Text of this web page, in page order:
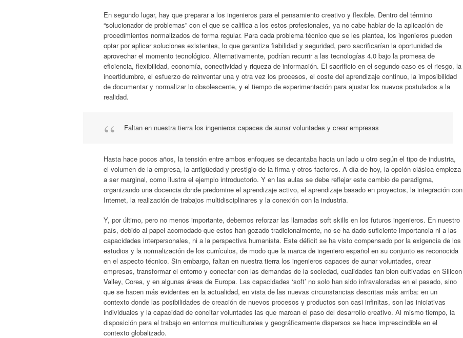
En segundo lugar, hay que preparar a los ingenieros para el pensamiento creativo y flexible. Dentro del término
“solucionador de problemas” con el que se califica a los estos profesionales, ya no cabe hablar de la aplicación de
procedimientos normalizados de forma regular. Para cada problema técnico que se les plantea, los ingenieros pueden
optar por aplicar soluciones existentes, lo que garantiza fiabilidad y seguridad, pero sacrificarían la oportunidad de
aprovechar el momento tecnológico. Alternativamente, podrían recurrir a las tecnologías 4.0 bajo la promesa de
eficiencia, flexibilidad, economía, conectividad y riqueza de información. El sacrificio en el segundo caso es el riesgo, la
incertidumbre, el esfuerzo de reinventar una y otra vez los procesos, el coste del aprendizaje continuo, la imposibilidad
de documentar y normalizar lo obsolescente, y el tiempo de experimentación para ajustar los nuevos postulados a la
realidad.
Faltan en nuestra tierra los ingenieros capaces de aunar voluntades y crear empresas
Hasta hace pocos años, la tensión entre ambos enfoques se decantaba hacia un lado u otro según el tipo de industria,
el volumen de la empresa, la antigüedad y prestigio de la firma y otros factores. A día de hoy, la opción clásica empieza
a ser marginal, como ilustra el ejemplo introductorio. Y en las aulas se debe reflejar este cambio de paradigma,
organizando una docencia donde predomine el aprendizaje activo, el aprendizaje basado en proyectos, la integración con
Internet, la realización de trabajos multidisciplinares y la conexión con la industria.
Y, por último, pero no menos importante, debemos reforzar las llamadas soft skills en los futuros ingenieros. En nuestro
país, debido al papel acomodado que estos han gozado tradicionalmente, no se ha dado suficiente importancia ni a las
capacidades interpersonales, ni a la perspectiva humanista. Este déficit se ha visto compensado por la exigencia de los
estudios y la normalización de los currículos, de modo que la marca de ingeniero español en su conjunto es reconocida
en el aspecto técnico. Sin embargo, faltan en nuestra tierra los ingenieros capaces de aunar voluntades, crear
empresas, transformar el entorno y conectar con las demandas de la sociedad, cualidades tan bien cultivadas en Silicon
Valley, Corea, y en algunas áreas de Europa. Las capacidades ‘soft’ no solo han sido infravaloradas en el pasado, sino
que se hacen más evidentes en la actualidad, en vista de las nuevas circunstancias descritas más arriba: en un
contexto donde las posibilidades de creación de nuevos procesos y productos son casi infinitas, son las iniciativas
individuales y la capacidad de concitar voluntades las que marcan el paso del desarrollo creativo. Al mismo tiempo, la
disposición para el trabajo en entornos multiculturales y geográficamente dispersos se hace imprescindible en el
contexto globalizado.